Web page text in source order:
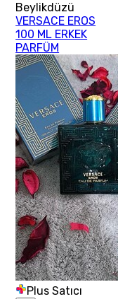
Beylikdüzü
VERSACE EROS
100 ML ERKEK
PARFÜM
Plus Satıcı